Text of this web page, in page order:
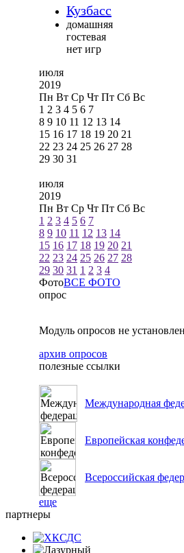
Кузбасс
домашняя
гостевая
нет игр
июля
2019
Пн Вт Ср Чт Пт Сб Вс
1 2 3 4 5 6 7
8 9 10 11 12 13 14
15 16 17 18 19 20 21
22 23 24 25 26 27 28
29 30 31
июля
2019
Пн Вт Ср Чт Пт Сб Вс
1 2 3 4 5 6 7
8 9 10 11 12 13 14
15 16 17 18 19 20 21
22 23 24 25 26 27 28
29 30 31 1 2 3 4
ФотоВСЕ ФОТО
опрос
Модуль опросов не
архив опросов
полезные ссылки
Международная
Европейская
Всероссийская
еще
партнеры